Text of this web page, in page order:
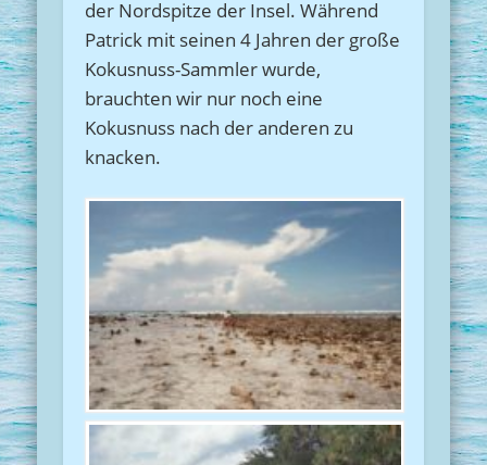
der Nordspitze der Insel. Während
Patrick mit seinen 4 Jahren der große
Kokusnuss-Sammler wurde,
brauchten wir nur noch eine
Kokusnuss nach der anderen zu
knacken.